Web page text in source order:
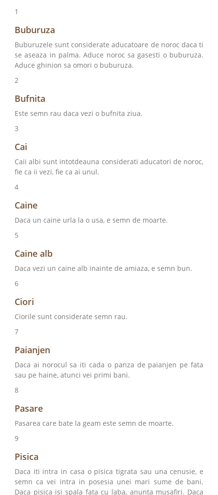
1
Buburuza
Buburuzele sunt considerate aducatoare de noroc daca ti
se aseaza in palma. Aduce noroc sa gasesti o buburuza.
Aduce ghinion sa omori o buburuza.
2
Bufnita
Este semn rau daca vezi o bufnita ziua.
3
Cai
Caii albi sunt intotdeauna considerati aducatori de noroc,
fie ca ii vezi, fie ca ai unul.
4
Caine
Daca un caine urla la o usa, e semn de moarte.
5
Caine alb
Daca vezi un caine alb inainte de amiaza, e semn bun.
6
Ciori
Ciorile sunt considerate semn rau.
7
Paianjen
Daca ai norocul sa iti cada o panza de paianjen pe fata
sau pe haine, atunci vei primi bani.
8
Pasare
Pasarea care bate la geam este semn de moarte.
9
Pisica
Daca iti intra in casa o pisica tigrata sau una cenusie, e
semn ca vei intra in posesia unei mari sume de bani.
Daca pisica isi spala fata cu laba, anunta musafiri. Daca